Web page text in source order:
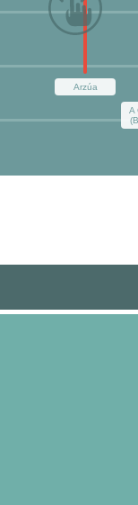
Arzúa
A